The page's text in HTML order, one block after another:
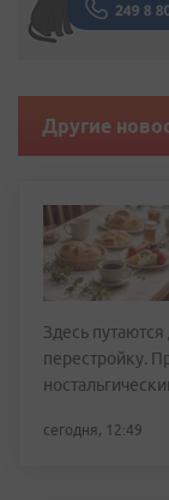
Другие
Здесь
перестройку.
сегодня, 12:49